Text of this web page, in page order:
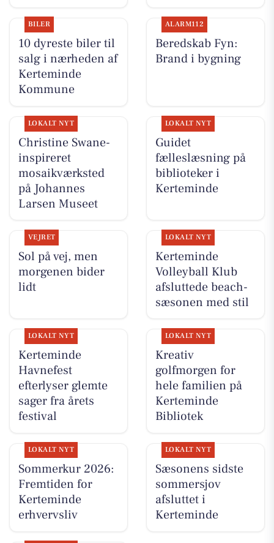
BILER
10 dyreste biler til
salg i nærheden af
Kerteminde
Kommune
ALARM112
Beredskab Fyn:
Brand i bygning
LOKALT NYT
Christine Swane-
inspireret
mosaikværksted
på Johannes
Larsen Museet
LOKALT NYT
Guidet
fælleslæsning på
biblioteker i
Kerteminde
VEJRET
Sol på vej, men
morgenen bider
lidt
LOKALT NYT
Kerteminde
Volleyball Klub
afsluttede beach-
sæsonen med stil
LOKALT NYT
Kerteminde
Havnefest
efterlyser glemte
sager fra årets
festival
LOKALT NYT
Kreativ
golfmorgen for
hele familien på
Kerteminde
Bibliotek
LOKALT NYT
Sommerkur 2026:
Fremtiden for
Kerteminde
erhvervsliv
LOKALT NYT
Sæsonens sidste
sommersjov
afsluttet i
Kerteminde